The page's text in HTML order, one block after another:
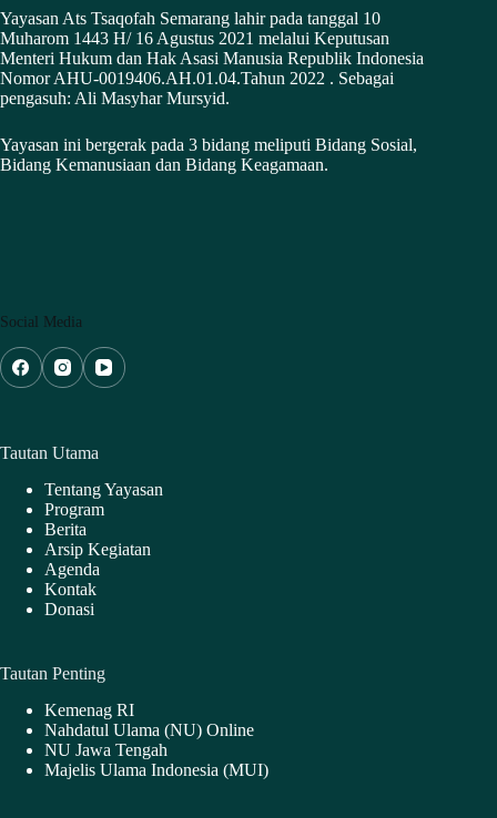
Yayasan Ats Tsaqofah Semarang lahir pada tanggal 10
Muharom 1443 H/ 16 Agustus 2021 melalui Keputusan
Menteri Hukum dan Hak Asasi Manusia Republik Indonesia
Nomor AHU-0019406.AH.01.04.Tahun 2022 . Sebagai
pengasuh: Ali Masyhar Mursyid.
Yayasan ini bergerak pada 3 bidang meliputi Bidang Sosial,
Bidang Kemanusiaan dan Bidang Keagamaan.
Social Media
Tautan Utama
Tentang Yayasan
Program
Berita
Arsip Kegiatan
Agenda
Kontak
Donasi
Tautan Penting
Kemenag RI
Nahdatul Ulama (NU) Online
NU Jawa Tengah
Majelis Ulama Indonesia (MUI)